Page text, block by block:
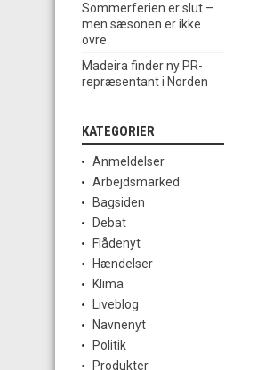
Sommerferien er slut –
men sæsonen er ikke
ovre
Madeira finder ny PR-
repræsentant i Norden
KATEGORIER
Anmeldelser
Arbejdsmarked
Bagsiden
Debat
Flådenyt
Hændelser
Klima
Liveblog
Navnenyt
Politik
Produkter